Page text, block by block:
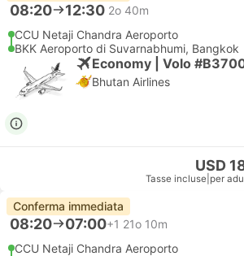
08:20 12:30 2o 40m
CCU Netaji Chandra Aeroporto
BKK Aeroporto di Suvarnabhumi, Bangkok
Economy | Volo
Bhutan Airlines
USD
Tasse incluse per
Conferma immediata
08:20 07:00+1 21o 10m
CCU Netaji Chandra Aeroporto